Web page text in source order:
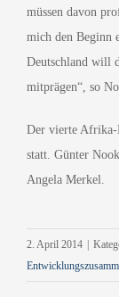
müssen davon
mich den Beginn
Deutschland will
mitprägen“, so
Der vierte
statt. Günter
Angela Merkel.
2. April 2014 |